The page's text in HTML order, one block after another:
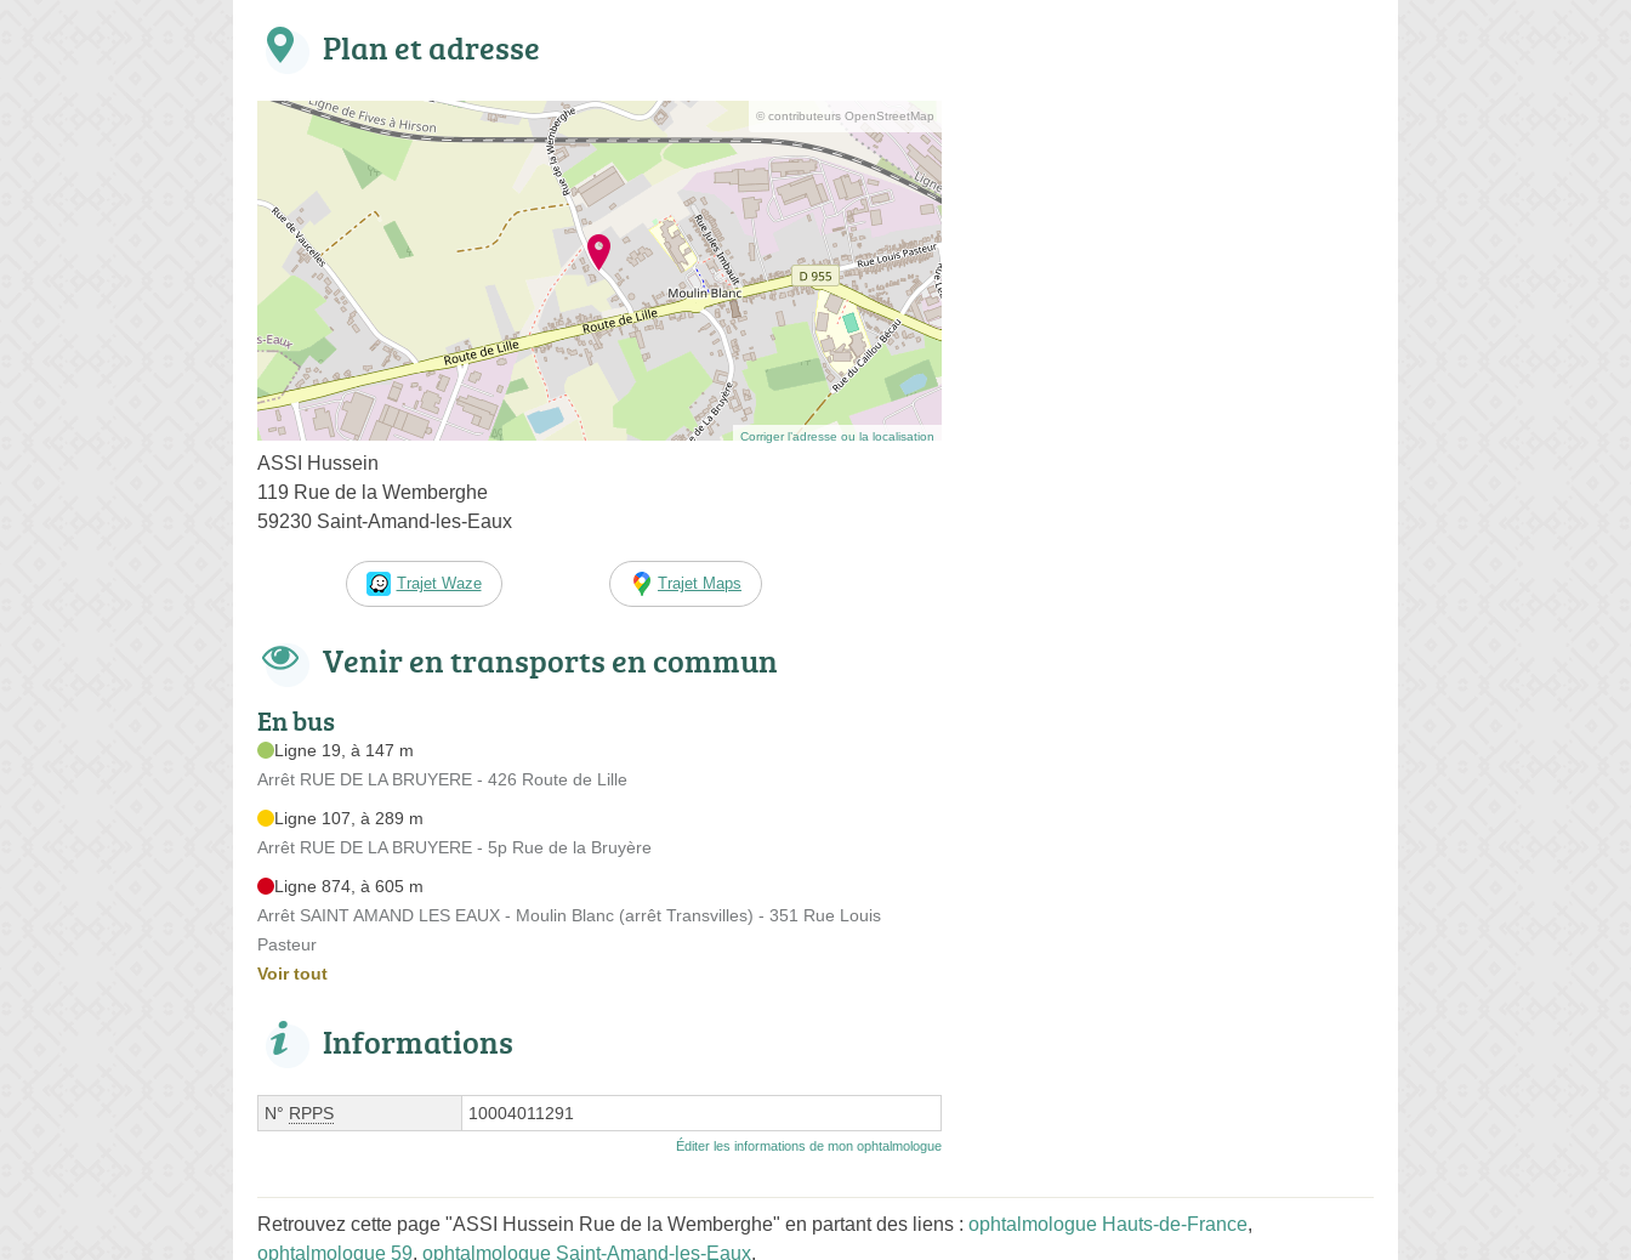
Plan et adresse
© contributeurs OpenStreetMap
Corriger l’adresse ou la localisation
ASSI Hussein
119 Rue de la Wemberghe
59230 Saint-Amand-les-Eaux
Trajet Waze Trajet Maps
Venir en transports en commun
En bus
Ligne 19, à 147 m
Arrêt RUE DE LA BRUYERE - 426 Route de Lille
Ligne 107, à 289 m
Arrêt RUE DE LA BRUYERE - 5p Rue de la Bruyère
Ligne 874, à 605 m
Arrêt SAINT AMAND LES EAUX - Moulin Blanc (arrêt Transvilles) - 351 Rue Louis
Pasteur
Voir tout
Informations
N° RPPS 10004011291
Éditer les informations de mon ophtalmologue
Retrouvez cette page "ASSI Hussein Rue de la Wemberghe" en partant des liens : ophtalmologue Hauts-de-France,
ophtalmologue 59, ophtalmologue Saint-Amand-les-Eaux.